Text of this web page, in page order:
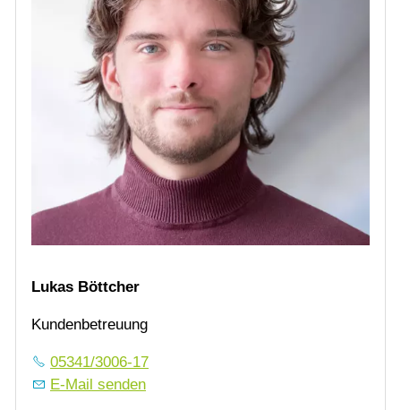
Lukas Böttcher
Kundenbetreuung
05341/3006-17
E-Mail senden